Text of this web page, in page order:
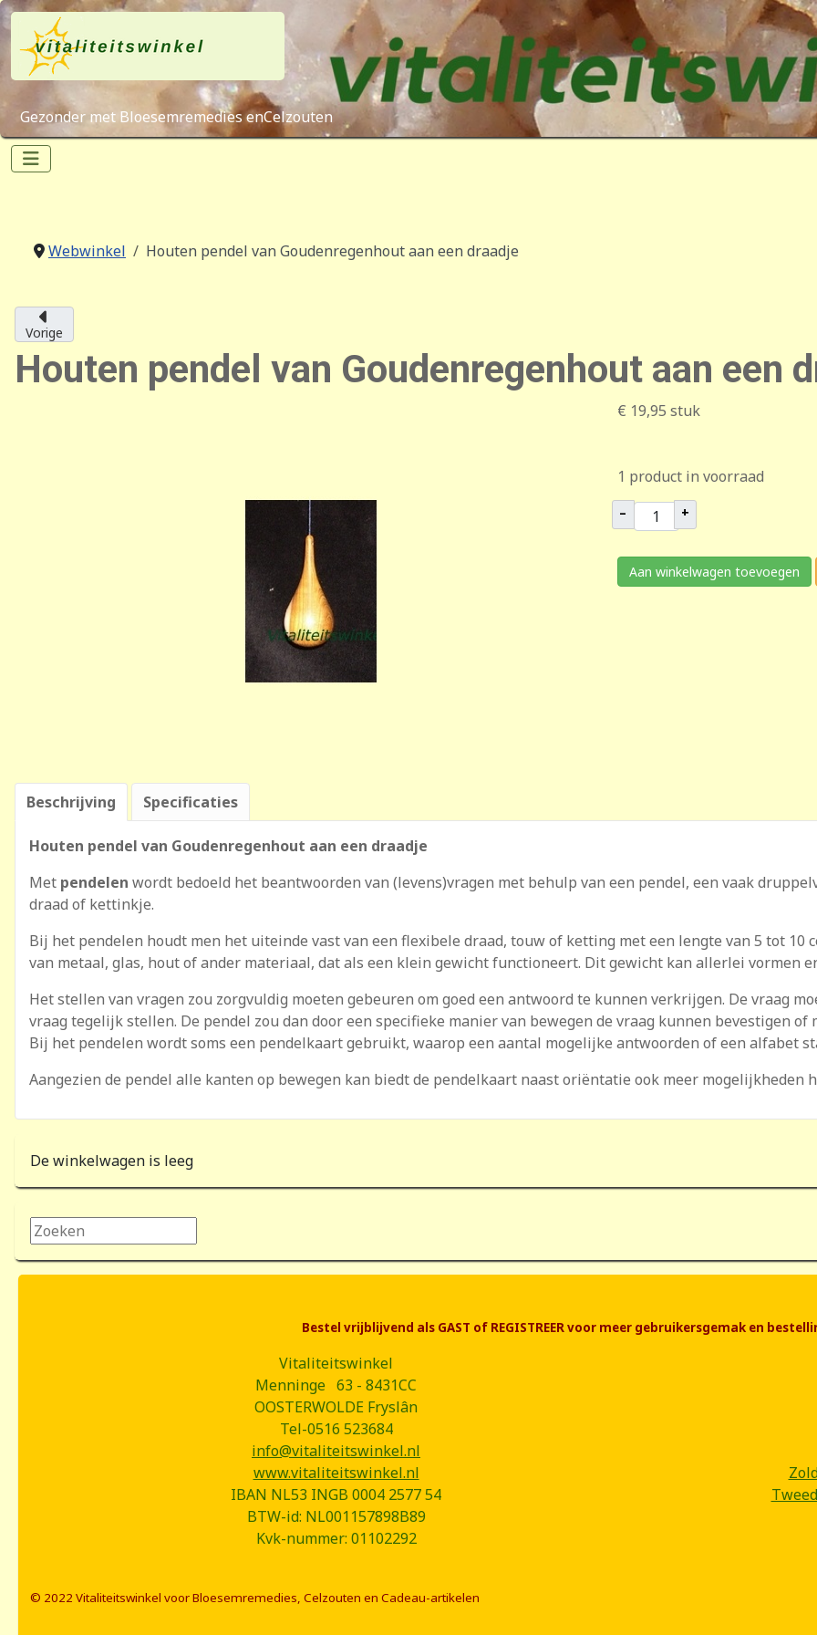
Gezonder met Bloesemremedies enCelzouten
Webwinkel Houten pendel van Goudenregenhout aan een draadje
Vorige
Houten pendel van Goudenregenhout aan een
€ 19,95 stuk
1 product in voorraad
– +
Aan winkelwagen toevoegen
Beschrijving Specificaties
Houten pendel van Goudenregenhout aan een draadje
Met pendelen wordt bedoeld het beantwoorden van (levens)vragen met behulp van een pendel, een vaak
draad of kettinkje.
Bij het pendelen houdt men het uiteinde vast van een flexibele draad, touw of ketting met een lengte van 5 tot 10
van metaal, glas, hout of ander materiaal, dat als een klein gewicht functioneert. Dit gewicht kan allerlei vormen
Het stellen van vragen zou zorgvuldig moeten gebeuren om goed een antwoord te kunnen verkrijgen. De vraag
vraag tegelijk stellen. De pendel zou dan door een specifieke manier van bewegen de vraag kunnen bevestigen of
Bij het pendelen wordt soms een pendelkaart gebruikt, waarop een aantal mogelijke antwoorden of een alfabet
Aangezien de pendel alle kanten op bewegen kan biedt de pendelkaart naast oriëntatie ook meer mogelijkheden
De winkelwagen is leeg
Zoeken...
Bestel vrijblijvend als GAST of REGISTREER voor meer gebruikersgemak en
Vitaliteitswinkel
Menninge 63 - 8431CC
OOSTERWOLDE Fryslân
Tel-0516 523684
info@vitaliteitswinkel.nl
www.vitaliteitswinkel.nl
IBAN NL53 INGB 0004 2577 54
BTW-id: NL001157898B89
Kvk-nummer: 01102292
© 2022 Vitaliteitswinkel voor Bloesemremedies, Celzouten en Cadeau-artikelen